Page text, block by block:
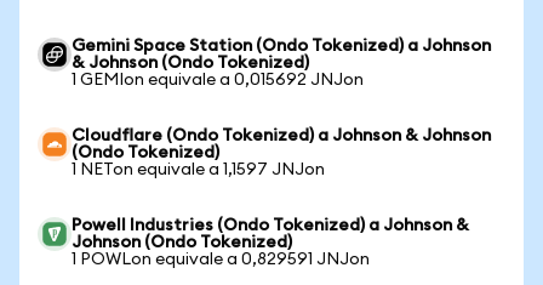
Gemini Space Station (Ondo Tokenized) a Johnson
& Johnson (Ondo Tokenized)
1 GEMIon equivale a 0,015692 JNJon
Cloudflare (Ondo Tokenized) a Johnson & Johnson
(Ondo Tokenized)
1 NETon equivale a 1,1597 JNJon
Powell Industries (Ondo Tokenized) a Johnson &
Johnson (Ondo Tokenized)
1 POWLon equivale a 0,829591 JNJon